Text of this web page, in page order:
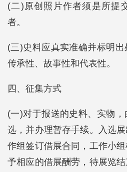
(二)原创照片作者须是所提
者。
(三)史料应真实准确并标明
传承性、故事性和代表性。
四、征集方式
(一)对于报送的史料、实物
选，并办理暂存手续。入选
作组签订借展合同，工作小
予相应的借展酬劳，待展览